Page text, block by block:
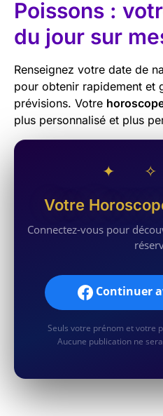
Poissons :
du jour sur
Renseignez votre date de
pour obtenir rapidement et
prévisions. Votre
plus personnalisé et plus
✦
Votre
Connectez-vous pour
Continuer
Seuls votre prénom et votre
Aucune publication ne